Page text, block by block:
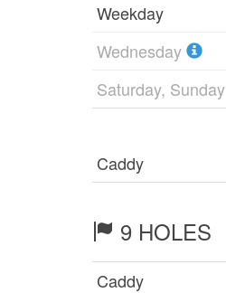
Weekday
Wednesday
Saturday, Sunday
Caddy
9 HOLES
Caddy